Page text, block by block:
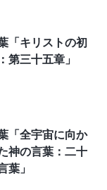
「キリストの初
第三十五章」
「全宇宙に向か
神の言葉：二十
葉」